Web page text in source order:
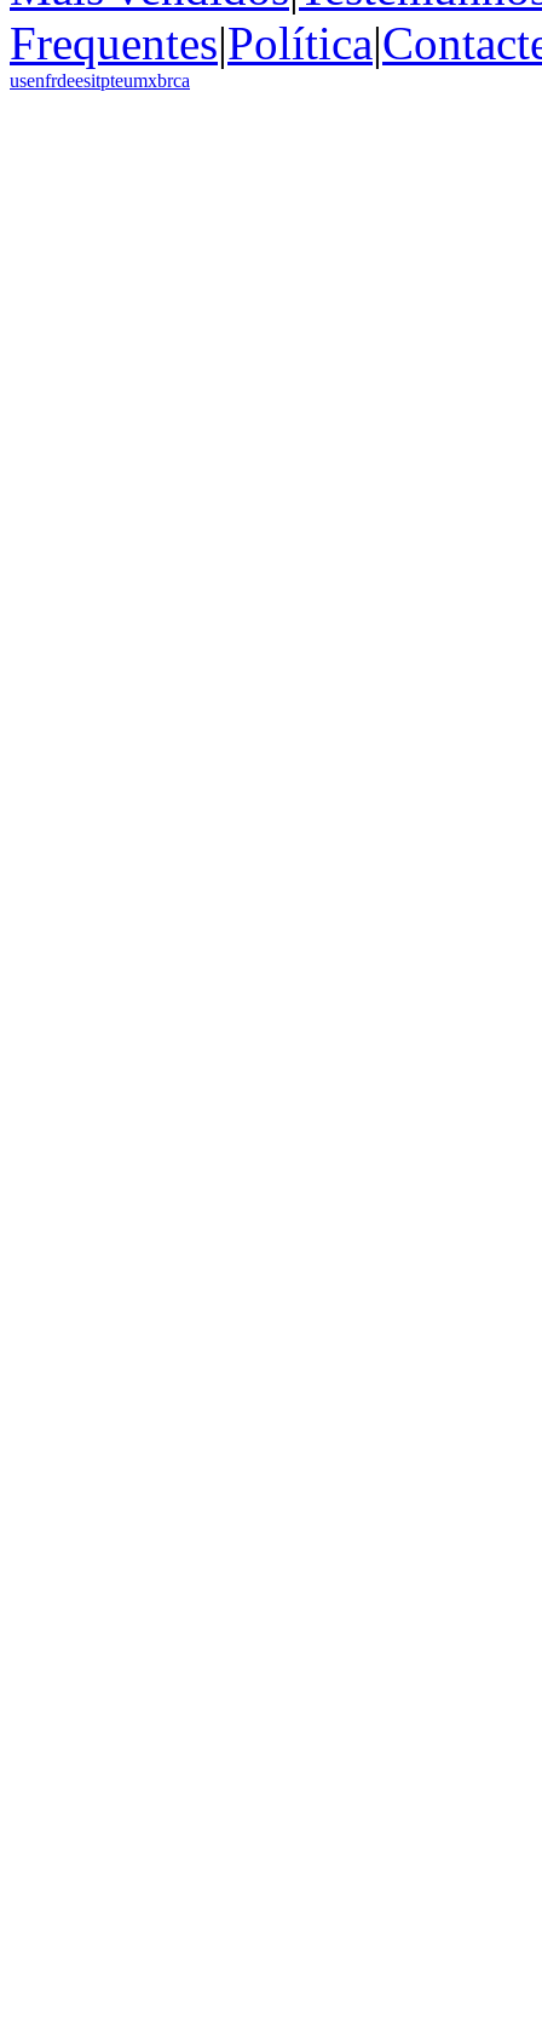
Frequentes|Política|
usenfrdeesitpteumxbrca